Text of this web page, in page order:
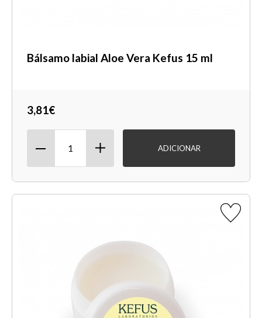
Bálsamo labial Aloe Vera Kefus 15 ml
3,81€
ADICIONAR